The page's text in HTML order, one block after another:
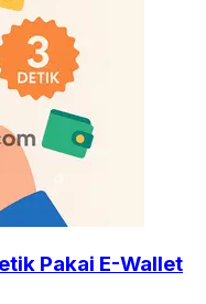
Pakai E-Wallet